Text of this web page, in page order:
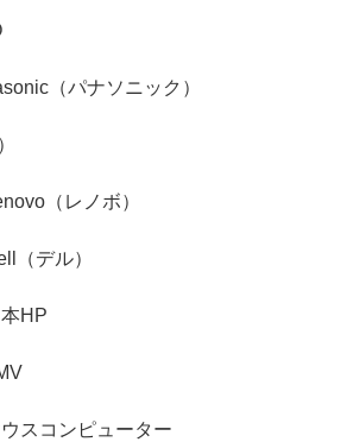
（パナソニック）
（レノボ）
（デル）
HP
ウスコンピューター